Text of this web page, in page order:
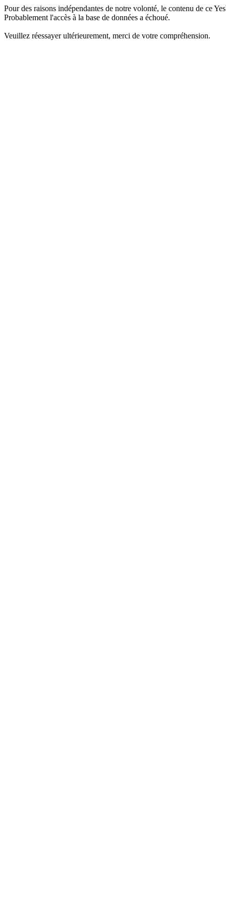
Pour des raisons indépendantes de notre volonté, le contenu de ce
Probablement l'accès à la base de données a échoué.
Veuillez réessayer ultérieurement, merci de votre compréhension.